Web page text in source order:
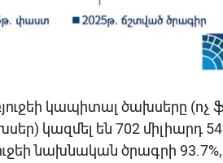
կապիտալ ծախսերը (ոչ
կազմել են 702 միլիարդ
նախնական ծրագրի